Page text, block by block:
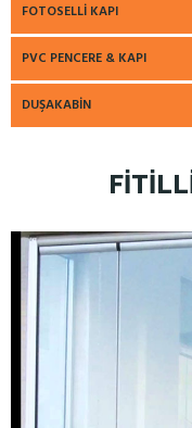
FOTOSELLI KAPI
PVC PENCERE & KAPI
DUŞAKABIN